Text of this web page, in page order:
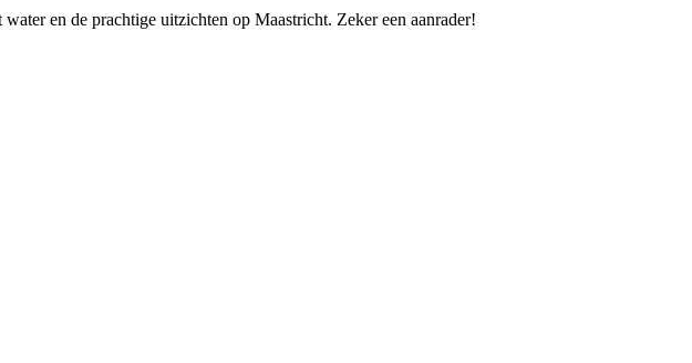
en de prachtige uitzichten op Maastricht. Zeker een aanrader!